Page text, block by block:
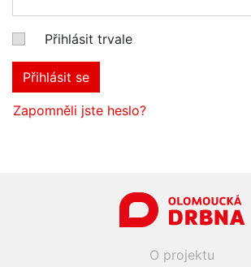
Přihlásit trvale
Přihlásit se
Zapomněli jste heslo?
O projektu